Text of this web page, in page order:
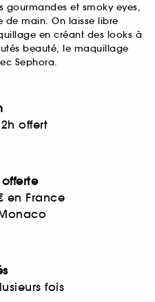
gourmandes et smoky eyes,
de main. On laisse libre
en créant des looks à
beauté, le maquillage
Sephora.
offert
en France
fois